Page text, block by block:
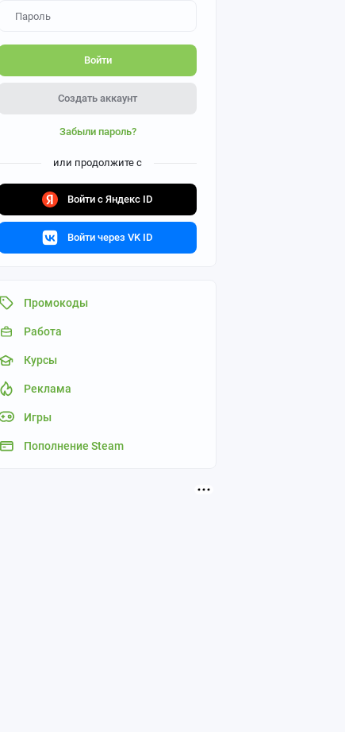
Войти
Создать аккаунт
Забыли пароль?
или продолжите с
Войти с Яндекс ID
Войти через VK ID
Промокоды
Работа
Курсы
Реклама
Игры
Пополнение Steam